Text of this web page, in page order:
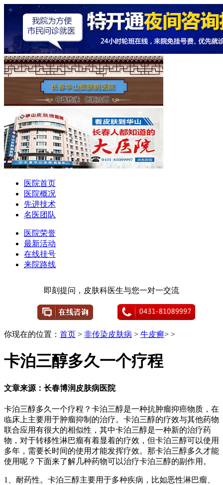
医院首页
医院概况
先进技术
名医团队
医院荣誉
最新活动
在线挂号
来院路线
即刻提问，皮肤科医生与您一对一交流
你现在的位置： 首页 > 非传染皮肤病 > 牛皮癣> >
卡泊三醇多久一个疗程
文章来源：长春博润皮肤病医院
卡泊三醇多久一个疗程？卡泊三醇是一种抗肿瘤抑癌物质，在
临床上主要用于肿瘤抑制的治疗。卡泊三醇的疗效与其他药物
联合应用有很大的相似性，其中卡泊三醇是一种新的治疗药
物，对于转移性淋巴瘤有着显着的疗效，但卡泊三醇可以使用
多年，需要长时间的使用才能发挥疗效。那卡泊三醇多久才能
使用呢？下面来了解几种药物可以治疗卡泊三醇的副作用。
1、耐药性。卡泊三醇主要用于多种疾病，比如恶性淋巴瘤、